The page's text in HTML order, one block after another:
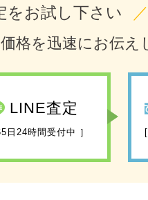
をお試し下さい ／
格を迅速にお伝え
LINE査定
日24時間受付中 ］